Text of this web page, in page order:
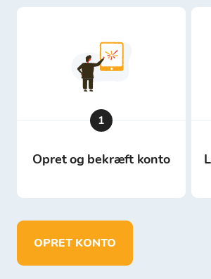
1
Opret og bekræft konto
OPRET KONTO